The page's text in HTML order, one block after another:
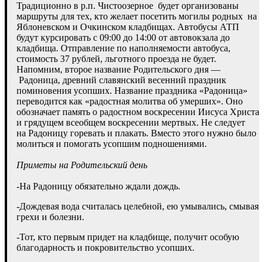
Традиционно в р.п. Чистоозерное будет организованы
маршруты для тех, кто желает посетить могилы родных на
Яблоневском и Очкинском кладбищах. Автобусы АТП
будут курсировать с 09:00 до 14:00 от автовокзала до
кладбища. Отправление по наполняемости автобуса,
стоимость 37 рублей, льготного проезда не будет.
Напомним, второе название Родительского дня —
Радоница, древний славянский весенний праздник
поминовения усопших. Название праздника «Радоница»
переводится как «радостная молитва об умерших». Оно
обозначает память о радостном воскресении Иисуса Христа
и грядущем всеобщем воскресении мертвых. Не следует
на Радоницу горевать и плакать. Вместо этого нужно было
молиться и помогать усопшим подношениями.
Приметы на Родительский день
-На Радоницу обязательно ждали дождь.
-Дождевая вода считалась целебной, ею умывались, смывая
грехи и болезни.
-Тот, кто первым придет на кладбище, получит особую
благодарность и покровительство усопших.